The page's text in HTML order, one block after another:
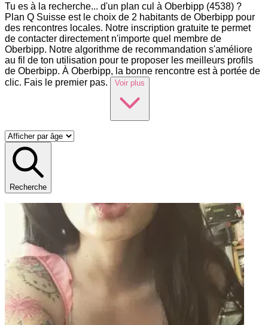
Tu es à la recherche... d'un plan cul à Oberbipp (4538) ?
Plan Q Suisse est le choix de 2 habitants de Oberbipp pour
des rencontres locales. Notre inscription gratuite te permet
de contacter directement n'importe quel membre de
Oberbipp. Notre algorithme de recommandation s'améliore
au fil de ton utilisation pour te proposer les meilleurs profils
de Oberbipp. À Oberbipp, la bonne rencontre est à portée de
clic. Fais le premier pas.
Voir plus
Recherche